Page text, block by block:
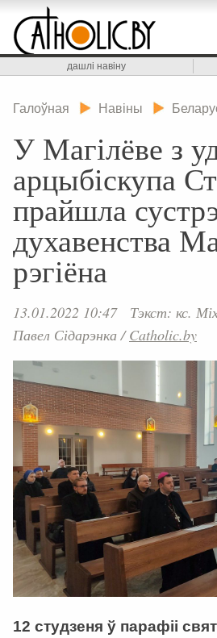
дашлі навіну
Галоўная Навіны
У Магілёве з
арцыбіскупа
прайшла
духавенства
рэгіёна
13.01.2022 10:47 Тэкст: кс.
Павел Сідарэнка/Catholic.by
12 студзеня ў парафіі